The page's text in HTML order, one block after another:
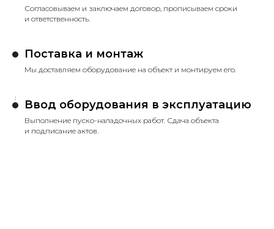
Согласовываем и заключаем договор, прописываем сроки
и ответственность.
Поставка и монтаж
Мы доставляем оборудование на объект и монтируем его.
Ввод оборудования в эксплуатацию
Выполнение пуско-наладочных работ. Сдача объекта
и подписание актов.